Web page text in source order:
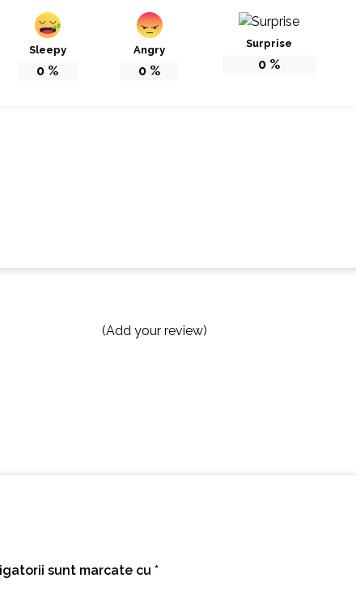
Sleepy
0 %
Angry
0 %
Surprise
0%
(Add your review)
sunt marcate cu *